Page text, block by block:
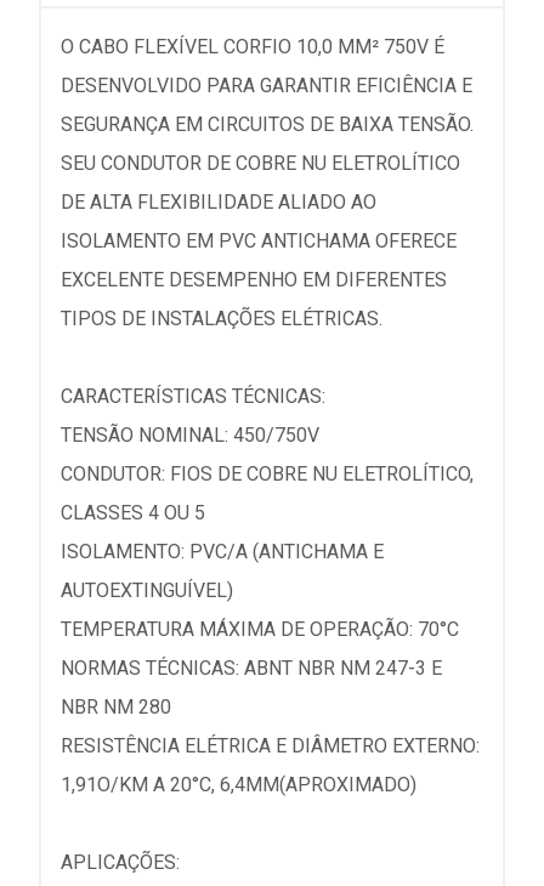
O CABO FLEXÍVEL CORFIO 10,0 MM² 750V É
DESENVOLVIDO PARA GARANTIR EFICIÊNCIA E
SEGURANÇA EM CIRCUITOS DE BAIXA TENSÃO.
SEU CONDUTOR DE COBRE NU ELETROLÍTICO
DE ALTA FLEXIBILIDADE ALIADO AO
ISOLAMENTO EM PVC ANTICHAMA OFERECE
EXCELENTE DESEMPENHO EM DIFERENTES
TIPOS DE INSTALAÇÕES ELÉTRICAS.
CARACTERÍSTICAS TÉCNICAS:
TENSÃO NOMINAL: 450/750V
CONDUTOR: FIOS DE COBRE NU ELETROLÍTICO,
CLASSES 4 OU 5
ISOLAMENTO: PVC/A (ANTICHAMA E
AUTOEXTINGUÍVEL)
TEMPERATURA MÁXIMA DE OPERAÇÃO: 70°C
NORMAS TÉCNICAS: ABNT NBR NM 247-3 E
NBR NM 280
RESISTÊNCIA ELÉTRICA E DIÂMETRO EXTERNO:
1,91O/KM A 20°C, 6,4MM(APROXIMADO)
APLICAÇÕES: